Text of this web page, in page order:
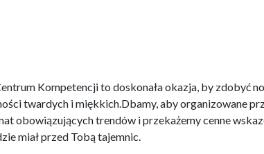
Kompetencji to doskonała okazja, by zdobyć
twardych i miękkich.Dbamy, aby organizowane
obowiązujących trendów i przekażemy cenne
miał przed Tobą tajemnic.